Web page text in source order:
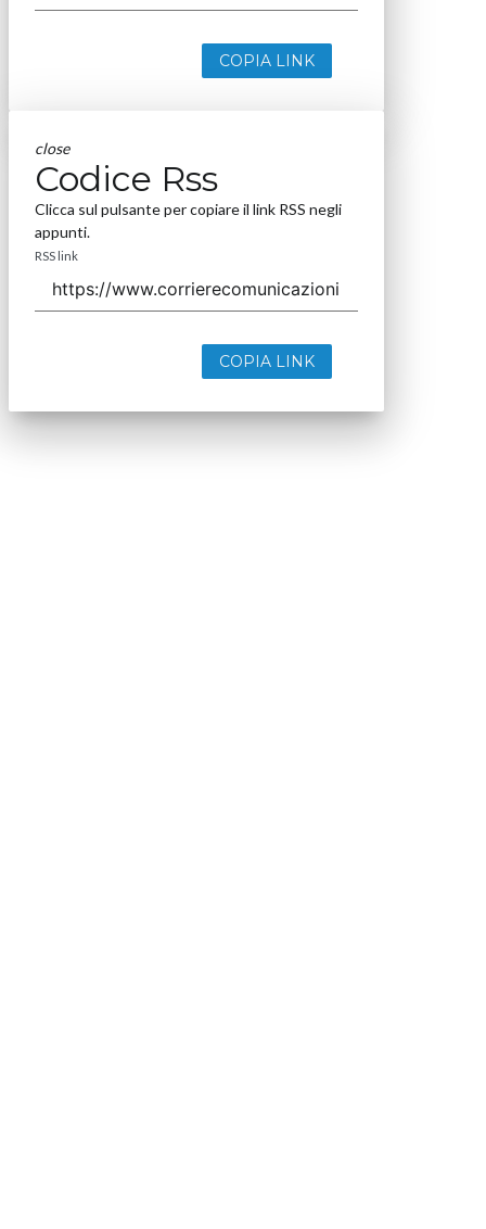
COPIA LINK
close
Codice Rss
Clicca sul pulsante per copiare il link RSS negli
appunti.
RSS link
COPIA LINK